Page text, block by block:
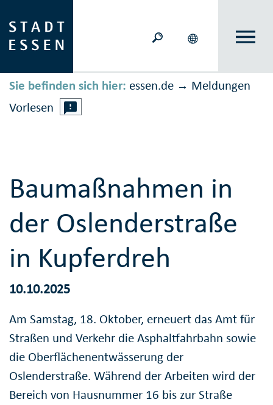
Sie befinden sich hier: essen.de → Meldungen
Vorlesen
Baumaßnahmen in
der Oslenderstraße
in Kupferdreh
10.10.2025
Am Samstag, 18. Oktober, erneuert das Amt für
Straßen und Verkehr die Asphaltfahrbahn sowie
die Oberflächenentwässerung der
Oslenderstraße. Während der Arbeiten wird der
Bereich von Hausnummer 16 bis zur Straße